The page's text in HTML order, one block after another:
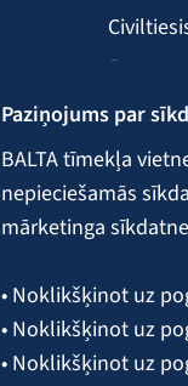
Paziņojums par
BALTA tīmekļa
nepieciešamās
mārketinga
• Noklikšķinot uz
• Noklikšķinot uz
• Noklikšķinot uz
Ērces
Kravas